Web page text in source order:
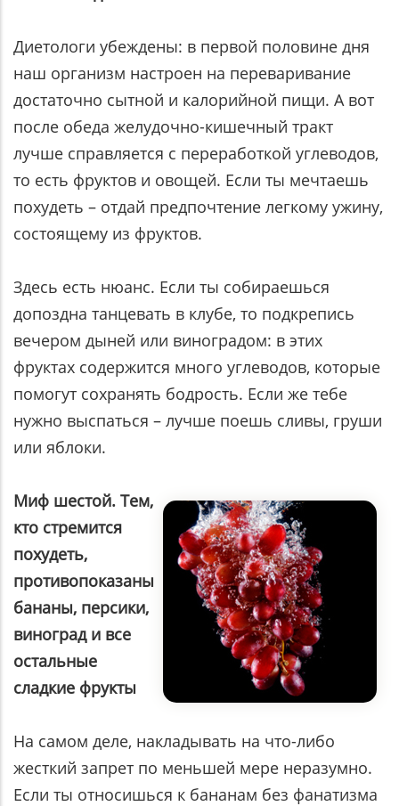
Диетологи убеждены: в первой половине дня
наш организм настроен на переваривание
достаточно сытной и калорийной пищи. А вот
после обеда желудочно-кишечный тракт
лучше справляется с переработкой углеводов,
то есть фруктов и овощей. Если ты мечтаешь
похудеть – отдай предпочтение легкому ужину,
состоящему из фруктов.
Здесь есть нюанс. Если ты собираешься
допоздна танцевать в клубе, то подкрепись
вечером дыней или виноградом: в этих
фруктах содержится много углеводов, которые
помогут сохранять бодрость. Если же тебе
нужно выспаться – лучше поешь сливы, груши
или яблоки.
Миф шестой. Тем,
кто стремится
похудеть,
противопоказаны
бананы, персики,
виноград и все
остальные
сладкие фрукты
На самом деле, накладывать на что-либо
жесткий запрет по меньшей мере неразумно.
Если ты относишься к бананам без фанатизма